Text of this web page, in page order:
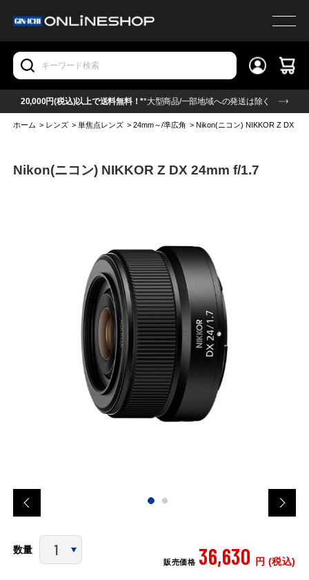
20,000円(税込)以上で送料無料！**大型商品/一部地域への発送は除く
ホーム > レンズ > 単焦点レンズ >24mm～/準広角 >Nikon(ニコン) NIKKOR Z DX
Nikon(ニコン) NIKKOR Z DX 24mm f/1.7
数量
販売価格 36,630 円 (税込)